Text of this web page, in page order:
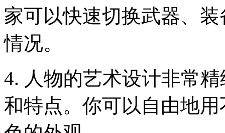
家可以快速切换武器、
情况。
4. 人物的艺术设计非常
和特点。你可以自由地